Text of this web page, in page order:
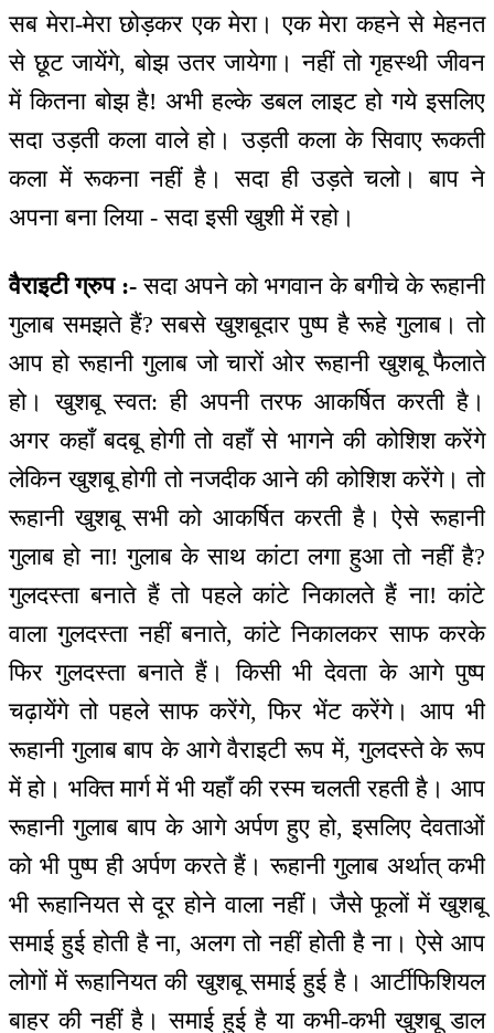
सब मेरा-मेरा छोड़कर एक मेरा। एक मेरा कहने से मेहनत
से छूट जायेंगे, बोझ उतर जायेगा। नहीं तो गृहस्थी जीवन
में कितना बोझ है! अभी हल्के डबल लाइट हो गये इसलिए
सदा उड़ती कला वाले हो। उड़ती कला के सिवाए रूकती
कला में रूकना नहीं है। सदा ही उड़ते चलो। बाप ने
अपना बना लिया - सदा इसी खुशी में रहो।
वैराइटी ग्रुप :- सदा अपने को भगवान के बगीचे के रूहानी
गुलाब समझते हैं? सबसे खुशबूदार पुष्प है रूहे गुलाब। तो
आप हो रूहानी गुलाब जो चारों ओर रूहानी खुशबू फैलाते
हो। खुशबू स्वत: ही अपनी तरफ आकर्षित करती है।
अगर कहाँ बदबू होगी तो वहाँ से भागने की कोशिश करेंगे
लेकिन खुशबू होगी तो नजदीक आने की कोशिश करेंगे। तो
रूहानी खुशबू सभी को आकर्षित करती है। ऐसे रूहानी
गुलाब हो ना! गुलाब के साथ कांटा लगा हुआ तो नहीं है?
गुलदस्ता बनाते हैं तो पहले कांटे निकालते हैं ना! कांटे
वाला गुलदस्ता नहीं बनाते, कांटे निकालकर साफ करके
फिर गुलदस्ता बनाते हैं। किसी भी देवता के आगे पुष्प
चढ़ायेंगे तो पहले साफ करेंगे, फिर भेंट करेंगे। आप भी
रूहानी गुलाब बाप के आगे वैराइटी रूप में, गुलदस्ते के रूप
में हो। भक्ति मार्ग में भी यहाँ की रस्म चलती रहती है। आप
रूहानी गुलाब बाप के आगे अर्पण हुए हो, इसलिए देवताओं
को भी पुष्प ही अर्पण करते हैं। रूहानी गुलाब अर्थात् कभी
भी रूहानियत से दूर होने वाला नहीं। जैसे फूलों में खुशबू
समाई हुई होती है ना, अलग तो नहीं होती है ना। ऐसे आप
लोगों में रूहानियत की खुशबू समाई हुई है। आर्टीफिशियल
बाहर की नहीं है। समाई हुई है या कभी-कभी खुशबू डाल